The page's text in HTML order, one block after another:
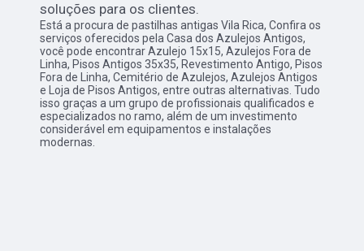
soluções para os clientes.
Está a procura de pastilhas antigas Vila Rica, Confira os
serviços oferecidos pela Casa dos Azulejos Antigos,
você pode encontrar Azulejo 15x15, Azulejos Fora de
Linha, Pisos Antigos 35x35, Revestimento Antigo, Pisos
Fora de Linha, Cemitério de Azulejos, Azulejos Antigos
e Loja de Pisos Antigos, entre outras alternativas. Tudo
isso graças a um grupo de profissionais qualificados e
especializados no ramo, além de um investimento
considerável em equipamentos e instalações
modernas.